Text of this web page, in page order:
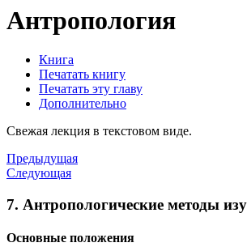
Антропология
Книга
Печатать книгу
Печатать эту главу
Дополнительно
Свежая лекция в текстовом виде.
Предыдущая
Следующая
7. Антропологические методы
Основные положения